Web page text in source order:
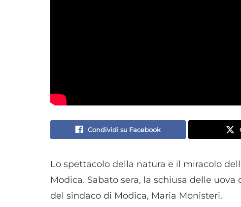
Condividi su Facebook
Lo spettacolo della natura e il miracolo
Modica. Sabato sera, la schiusa delle
del sindaco di Modica, Maria Monisteri.